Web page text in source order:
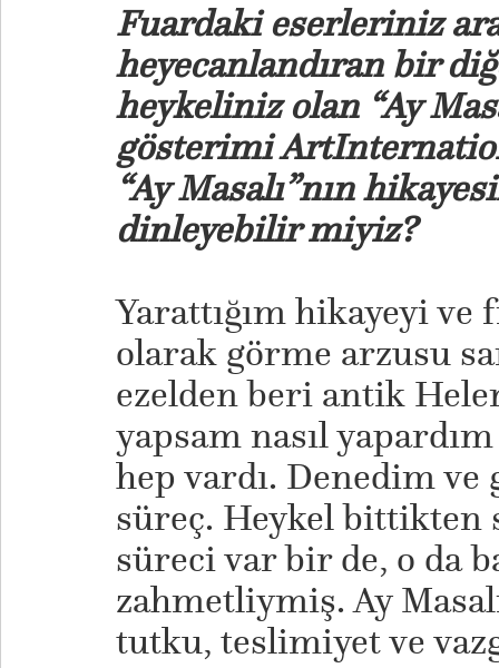
Fuardaki eserleriniz
heyecanlandıran bir
heykeliniz olan “Ay
gösterimi
“Ay Masalı”nın
dinleyebilir miyiz?
Yarattığım hikayeyi
olarak görme arzusu
ezelden beri antik
yapsam nasıl
hep vardı. Denedim
süreç. Heykel bittikten
süreci var bir de, o da
zahmetliymiş. Ay
tutku, teslimiyet ve